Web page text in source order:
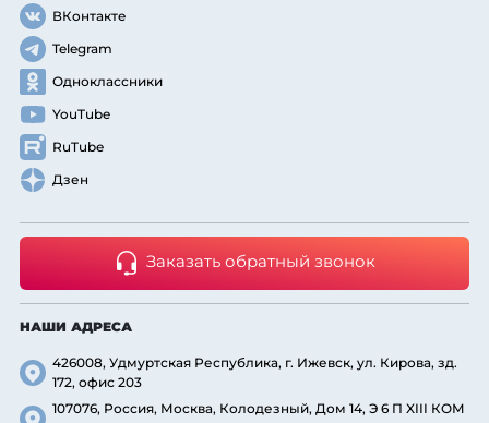
ВКонтакте
Telegram
Одноклассники
YouTube
RuTube
Дзен
Заказать обратный звонок
НАШИ АДРЕСА
426008, Удмуртская Республика, г. Ижевск, ул. Кирова, зд.
172, офис 203
107076, Россия, Москва, Колодезный, Дом 14, Э 6 П XIII КОМ